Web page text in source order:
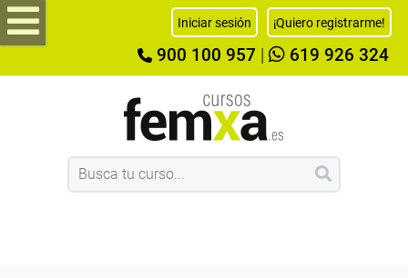
Iniciar sesión ¡Quiero registrarme!
900 100 957 619 926 324